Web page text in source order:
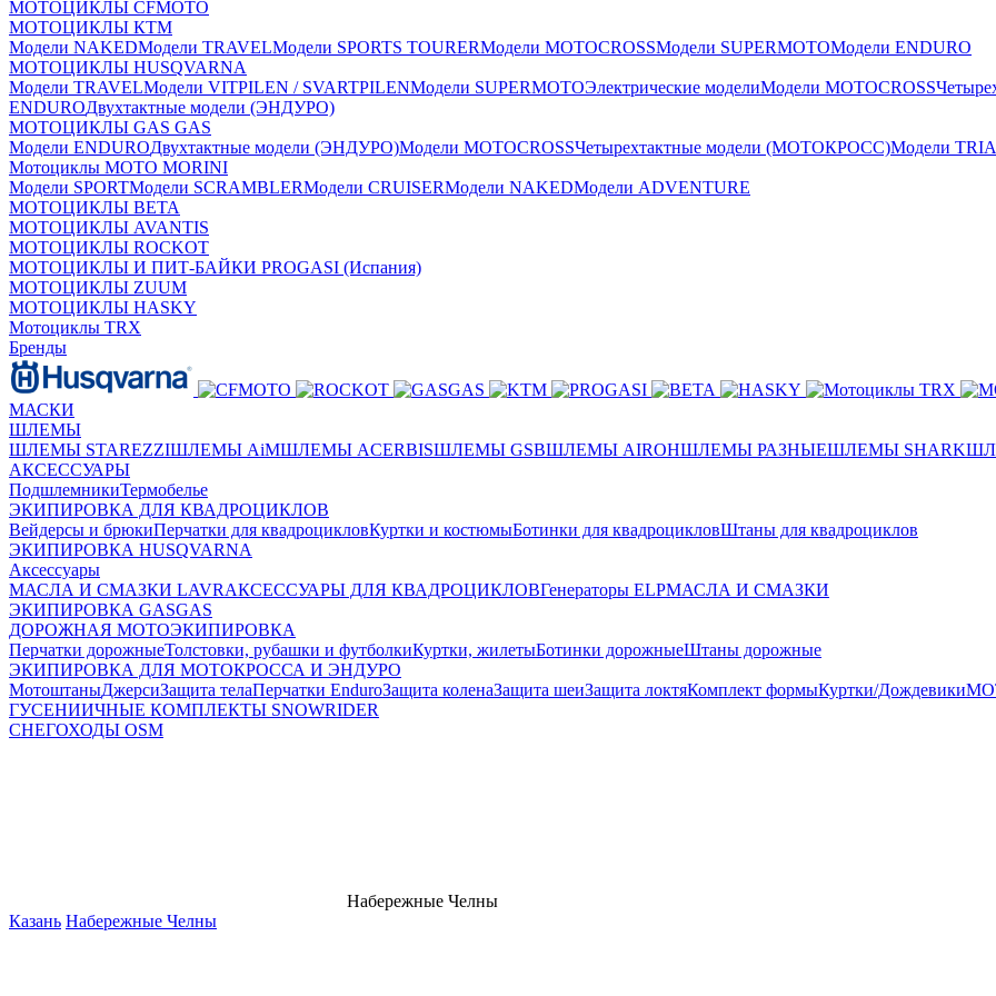
МОТОЦИКЛЫ CFMOTO
МОТОЦИКЛЫ КТМ
Модели NAKEDМодели TRAVELМодели SPORTS TOURERМодели MOTOCROSSМодели SUPERMOTOМодели ENDURO
МОТОЦИКЛЫ HUSQVARNA
Модели TRAVELМодели VITPILEN / SVARTPILENМодели SUPERMOTOЭлектрические моделиМодели MOTOCROSS
ENDUROДвухтактные модели (ЭНДУРО)
МОТОЦИКЛЫ GAS GAS
Модели ENDUROДвухтактные модели (ЭНДУРО)Модели MOTOCROSSЧетырехтактные модели (МОТОКРОСС)Модели
Мотоциклы MOTO MORINI
Модели SPORTМодели SCRAMBLERМодели CRUISERМодели NAKEDМодели ADVENTURE
МОТОЦИКЛЫ BETA
МОТОЦИКЛЫ AVANTIS
МОТОЦИКЛЫ ROCKOT
МОТОЦИКЛЫ И ПИТ-БАЙКИ PROGASI (Испания)
МОТОЦИКЛЫ ZUUM
МОТОЦИКЛЫ HASKY
Мотоциклы TRX
Бренды
МАСКИ
ШЛЕМЫ
ШЛЕМЫ STAREZZIШЛЕМЫ AiMШЛЕМЫ ACERBISШЛЕМЫ GSBШЛЕМЫ AIROHШЛЕМЫ РАЗНЫЕШЛЕМЫ SHARK
АКСЕССУАРЫ
ПодшлемникиТермобелье
ЭКИПИРОВКА ДЛЯ КВАДРОЦИКЛОВ
Вейдерсы и брюкиПерчатки для квадроцикловКуртки и костюмыБотинки для квадроцикловШтаны для квадроциклов
ЭКИПИРОВКА HUSQVARNA
Аксессуары
МАСЛА И СМАЗКИ LAVRАКСЕССУАРЫ ДЛЯ КВАДРОЦИКЛОВГенераторы ELPМАСЛА И СМАЗКИ
ЭКИПИРОВКА GASGAS
ДОРОЖНАЯ МОТОЭКИПИРОВКА
Перчатки дорожныеТолстовки, рубашки и футболкиКуртки, жилетыБотинки дорожныеШтаны дорожные
ЭКИПИРОВКА ДЛЯ МОТОКРОССА И ЭНДУРО
МотоштаныДжерсиЗащита телаПерчатки EnduroЗащита коленаЗащита шеиЗащита локтяКомплект формыКуртки/Дождевики
ГУСЕНИИЧНЫЕ КОМПЛЕКТЫ SNOWRIDER
СНЕГОХОДЫ OSM
Набережные Челны
Казань Набережные Челны